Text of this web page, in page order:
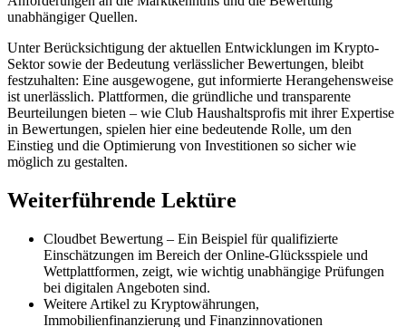
unabhängiger Quellen.
Unter Berücksichtigung der aktuellen Entwicklungen im Krypto-
Sektor sowie der Bedeutung verlässlicher Bewertungen, bleibt
festzuhalten: Eine ausgewogene, gut informierte Herangehensweise
ist unerlässlich. Plattformen, die gründliche und transparente
Beurteilungen bieten – wie Club Haushaltsprofis mit ihrer Expertise
in Bewertungen, spielen hier eine bedeutende Rolle, um den
Einstieg und die Optimierung von Investitionen so sicher wie
möglich zu gestalten.
Weiterführende Lektüre
Cloudbet Bewertung – Ein Beispiel für qualifizierte
Einschätzungen im Bereich der Online-Glücksspiele und
Wettplattformen, zeigt, wie wichtig unabhängige Prüfungen
bei digitalen Angeboten sind.
Weitere Artikel zu Kryptowährungen,
Immobilienfinanzierung und Finanzinnovationen